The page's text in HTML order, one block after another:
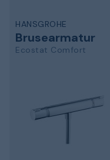
HANSGROHE
Brusearmatur
Ecostat Comfort